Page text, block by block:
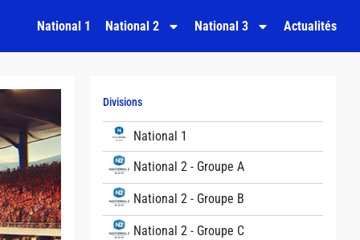
National 1 National 2 National 3 Actualités
Divisions
National 1
National 2 - Groupe A
National 2 - Groupe B
National 2 - Groupe C